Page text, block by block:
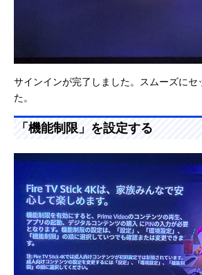
サインインが完了しました。スムーズにセ
た。
「機能制限」を設定する